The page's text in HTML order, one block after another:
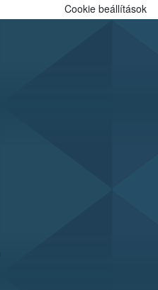
Cookie beállítások